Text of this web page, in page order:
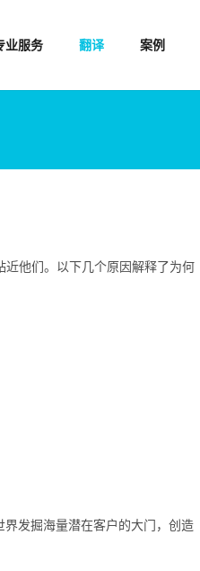
业服务 翻译 案例
他们。以下几个原因解释了为何
发掘海量潜在客户的大门，创造